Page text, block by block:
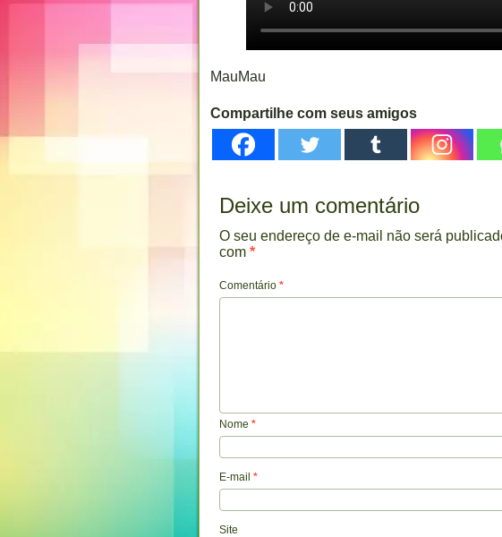
MauMau
Compartilhe com seus amigos
Deixe um comentário
O seu endereço de e-mail não será
com *
Comentário *
Nome *
E-mail *
Site